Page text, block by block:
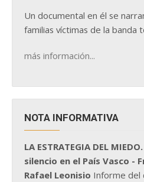
Un documental en él se
familias víctimas de la banda
más información...
NOTA INFORMATIVA
LA ESTRATEGIA DEL
silencio en el País Vasco -
Rafael Leonisio Informe del